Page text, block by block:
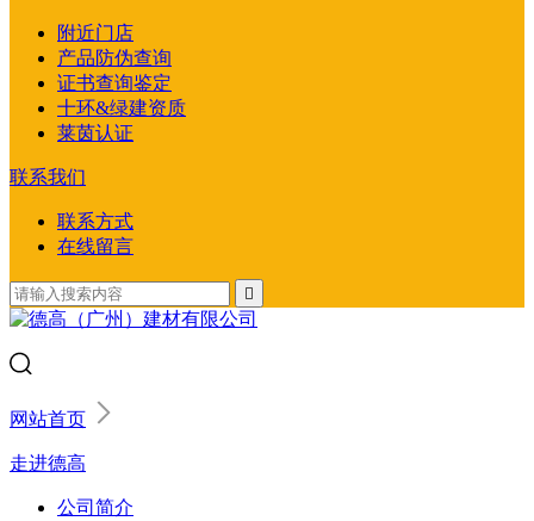
附近门店
产品防伪查询
证书查询鉴定
十环&绿建资质
莱茵认证
联系我们
联系方式
在线留言

网站首页
走进德高
公司简介